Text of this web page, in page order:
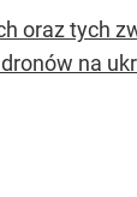
oraz tych
na